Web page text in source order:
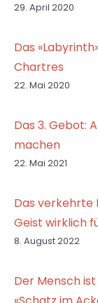
29. April 2020
Das
Chartres
22. Mai 2020
Das 3. Gebot:
machen
22. Mai 2021
Das verkehrte
Geist wirklich
8. August 2022
Der Mensch